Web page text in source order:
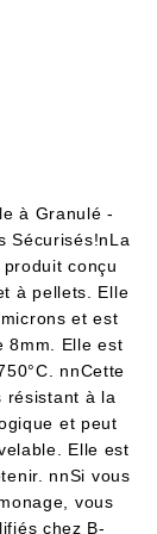
à Granulé -
Sécurisés!nLa
conçu
à pellets. Elle
et est
8mm. Elle est
nnCette
résistant à la
et peut
Elle est
nnSi vous
vous
chez B-